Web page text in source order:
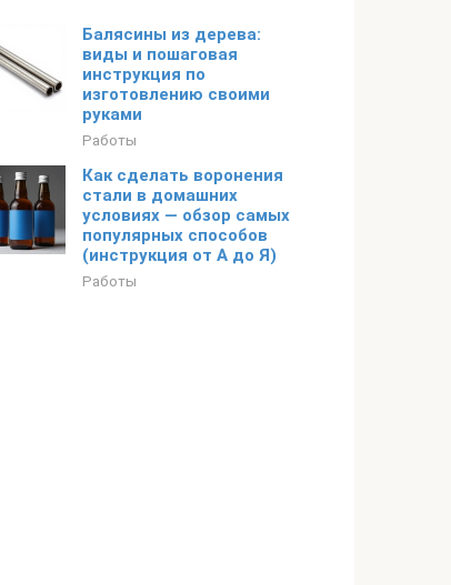
Балясины из дерева:
виды и пошаговая
инструкция по
изготовлению своими
руками
Работы
Как сделать воронения
стали в домашних
условиях — обзор самых
популярных способов
(инструкция от А до Я)
Работы